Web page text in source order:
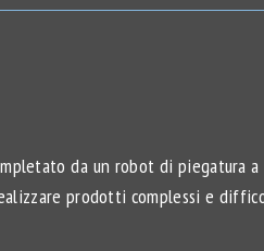
da un robot di piegatura
prodotti complessi e